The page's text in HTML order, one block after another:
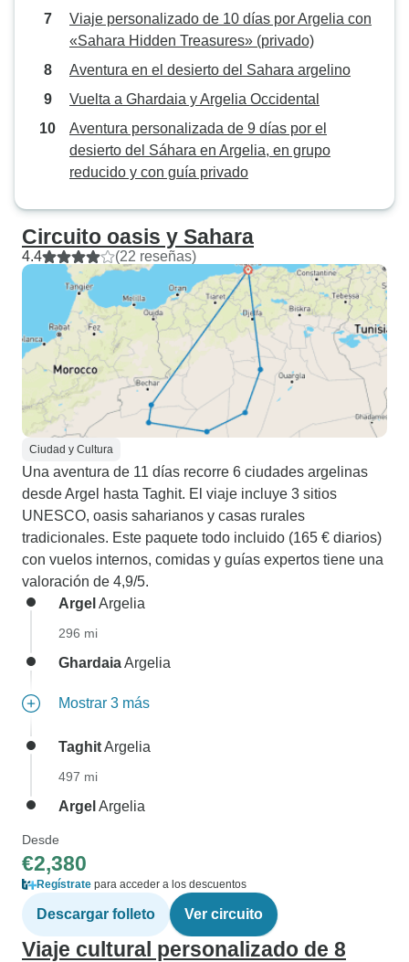
Viaje personalizado de 10 días por Argelia con
«Sahara Hidden Treasures» (privado)
Aventura en el desierto del Sahara argelino
Vuelta a Ghardaia y Argelia Occidental
Aventura personalizada de 9 días por el
desierto del Sáhara en Argelia, en grupo
reducido y con guía privado
Circuito oasis y Sahara
4.4 (22 reseñas)
Ciudad y Cultura
Una aventura de 11 días recorre 6 ciudades argelinas
desde Argel hasta Taghit. El viaje incluye 3 sitios
UNESCO, oasis saharianos y casas rurales
tradicionales. Este paquete todo incluido (165 € diarios)
con vuelos internos, comidas y guías expertos tiene una
valoración de 4,9/5.
Argel Argelia
296 mi
GhardaiaArgelia
Mostrar 3 más
TaghitArgelia
497 mi
Argel Argelia
Desde
€2,380
Regístrate para acceder a los descuentos
Descargar folleto Ver circuito
Viaje cultural personalizado de 8